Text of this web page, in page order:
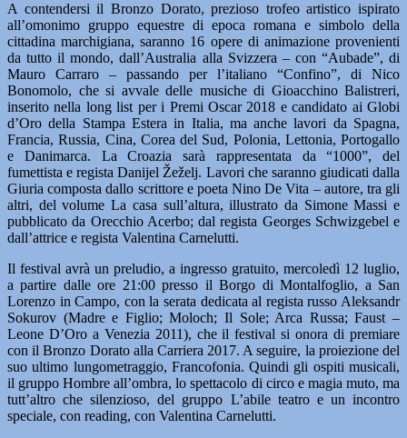
A contendersi il Bronzo Dorato, prezioso trofeo artistico ispirato
all’omonimo gruppo equestre di epoca romana e simbolo della
cittadina marchigiana, saranno 16 opere di animazione provenienti
da tutto il mondo, dall’Australia alla Svizzera – con “Aubade”, di
Mauro Carraro – passando per l’italiano “Confino”, di Nico
Bonomolo, che si avvale delle musiche di Gioacchino Balistreri,
inserito nella long list per i Premi Oscar 2018 e candidato ai Globi
d’Oro della Stampa Estera in Italia, ma anche lavori da Spagna,
Francia, Russia, Cina, Corea del Sud, Polonia, Lettonia, Portogallo
e Danimarca. La Croazia sarà rappresentata da “1000”, del
fumettista e regista Danijel Žeželj. Lavori che saranno giudicati dalla
Giuria composta dallo scrittore e poeta Nino De Vita – autore, tra gli
altri, del volume La casa sull’altura, illustrato da Simone Massi e
pubblicato da Orecchio Acerbo; dal regista Georges Schwizgebel e
dall’attrice e regista Valentina Carnelutti.
Il festival avrà un preludio, a ingresso gratuito, mercoledì 12 luglio,
a partire dalle ore 21:00 presso il Borgo di Montalfoglio, a San
Lorenzo in Campo, con la serata dedicata al regista russo Aleksandr
Sokurov (Madre e Figlio; Moloch; Il Sole; Arca Russa; Faust –
Leone D’Oro a Venezia 2011), che il festival si onora di premiare
con il Bronzo Dorato alla Carriera 2017. A seguire, la proiezione del
suo ultimo lungometraggio, Francofonia. Quindi gli ospiti musicali,
il gruppo Hombre all’ombra, lo spettacolo di circo e magia muto, ma
tutt’altro che silenzioso, del gruppo L’abile teatro e un incontro
speciale, con reading, con Valentina Carnelutti.